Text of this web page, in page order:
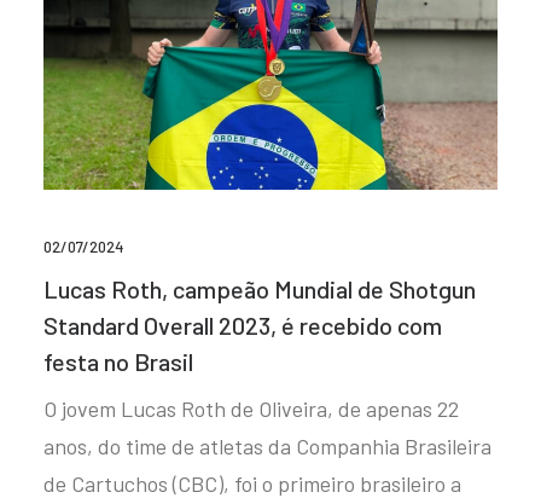
02/07/2024
Lucas Roth, campeão Mundial de Shotgun
Standard Overall 2023, é recebido com
festa no Brasil
O jovem Lucas Roth de Oliveira, de apenas 22
anos, do time de atletas da Companhia Brasileira
de Cartuchos (CBC), foi o primeiro brasileiro a